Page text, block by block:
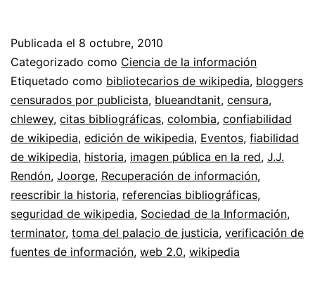
de
Wikipedia
//
J.J.
Rendón
y
el
por
qué
Publicada el 8 octubre, 2010
Categorizado como Ciencia de la información
Etiquetado como bibliotecarios de wikipedia, bloggers
censurados por publicista, blueandtanit, censura,
chlewey, citas bibliográficas, colombia, confiabilidad
de wikipedia, edición de wikipedia, Eventos, fiabilidad
de wikipedia, historia, imagen pública en la red, J.J.
Rendón, Joorge, Recuperación de información,
reescribir la historia, referencias bibliográficas,
seguridad de wikipedia, Sociedad de la Información,
terminator, toma del palacio de justicia, verificación de
fuentes de información, web 2.0, wikipedia